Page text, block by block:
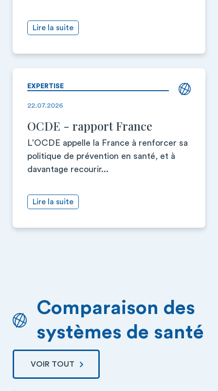
Lire la suite
EXPERTISE
22.07.2026
OCDE - rapport France
L’OCDE appelle la France à renforcer sa
politique de prévention en santé, et à
davantage recourir...
Lire la suite
Comparaison des
systèmes de santé
VOIR TOUT